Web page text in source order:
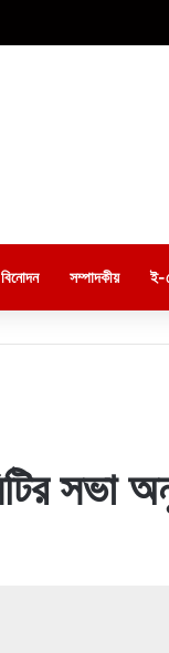
বিনোদন সম্পাদকীয় ই-
সভা